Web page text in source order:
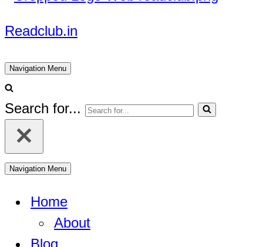
Readclub.in
Navigation Menu
Search for...
Navigation Menu
Home
About
Blog